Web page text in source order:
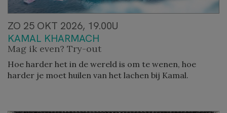
ZO 25 OKT 2026, 19.00U
KAMAL KHARMACH
Mag ik even? Try-out
Hoe harder het in de wereld is om te wenen, hoe
harder je moet huilen van het lachen bij Kamal.